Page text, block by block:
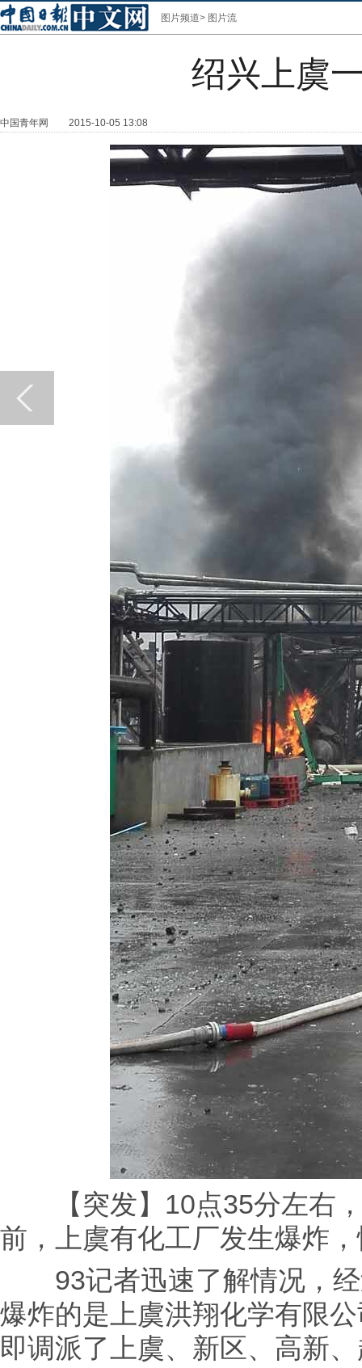
图片频道> 图片流
绍兴上虞
中国青年网 2015-10-05 13:08
【突发】10点35分左右，
前，上虞有化工厂发生爆炸
93记者迅速了解情况，经
爆炸的是上虞洪翔化学有限
即调派了上虞、新区、高新